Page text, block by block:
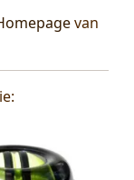
van